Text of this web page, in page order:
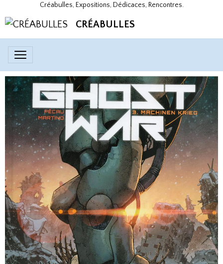
Créabulles, Expositions, Dédicaces, Rencontres.
CRÉABULLES